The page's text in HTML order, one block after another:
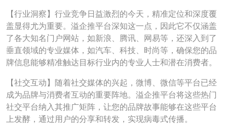
【行业洞察】行业竞争日益激烈的今天，精准定位和深度覆
盖显得尤为重要。溢企推平台深知这一点，因此它不仅涵盖
了各大知名门户网站，如新浪、腾讯、网易等，还深入到了
垂直领域的专业媒体，如汽车、科技、时尚等，确保您的品
牌信息能够精准触达目标行业内的专业人士和潜在消费者。
【社交互动】随着社交媒体的兴起，微博、微信等平台已经
成为品牌与消费者互动的重要阵地。溢企推平台将这些热门
社交平台纳入其推广矩阵，让您的品牌故事能够在这些平台
上发酵，通过用户的分享和转发，实现病毒式传播。